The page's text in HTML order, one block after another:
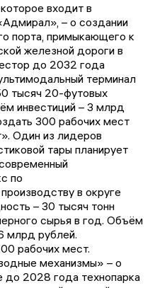
входит в
– о создании
порта, примыкающего к
железной дороги в
до 2032 года
терминал
тысяч 20-футовых
инвестиций – 3 млрд
300 рабочих мест
Один из лидеров
тары планирует
по
в округе
– 30 тысяч тонн
сырья в год. Объём
млрд рублей.
рабочих мест.
механизмы» – о
до 2028 года технопарка